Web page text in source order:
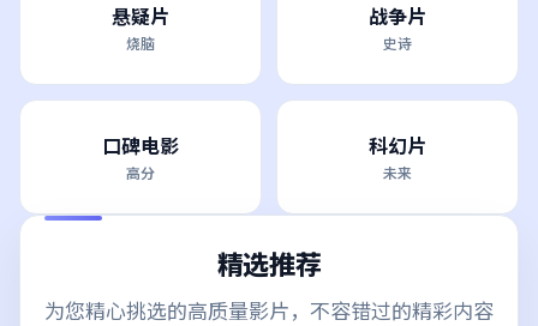
悬疑片
烧脑
战争片
史诗
口碑电影
高分
科幻片
未来
精选推荐
为您精心挑选的高质量影片，不容错过的精彩内容